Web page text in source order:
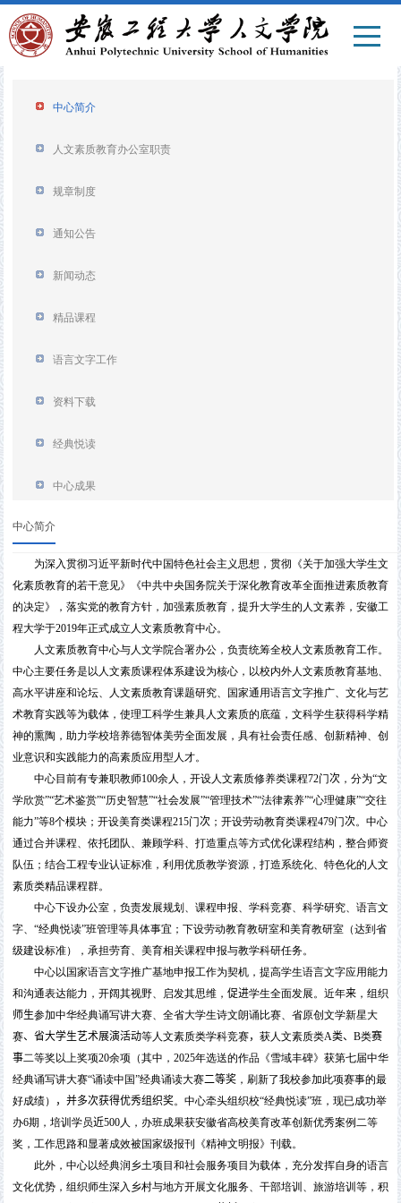
中心简介
人文素质教育办公室职责
规章制度
通知公告
新闻动态
精品课程
语言文字工作
资料下载
经典悦读
中心成果
中心简介
为深入贯彻习近平新时代中国特色社会主义思想，贯彻《关于加强大学生文
化素质教育的若干意见》《中共中央国务院关于深化教育改革全面推进素质教育
的决定》，落实党的教育方针，加强素质教育，提升大学生的人文素养，安徽工
程大学于2019年正式成立人文素质教育中心。
人文素质教育中心与人文学院合署办公，负责统筹全校人文素质教育工作。
中心主要任务是以人文素质课程体系建设为核心，以校内外人文素质教育基地、
高水平讲座和论坛、人文素质教育课题研究、国家通用语言文字推广、文化与艺
术教育实践等为载体，使理工科学生兼具人文素质的底蕴，文科学生获得科学精
神的熏陶，助力学校培养德智体美劳全面发展，具有社会责任感、创新精神、创
业意识和实践能力的高素质应用型人才。
中心目前有专兼职教师100余人，开设人文素质修养类课程72门次 ，分为“文
学欣赏”“艺术鉴赏”“历史智慧”“社会发展”“管理技术”“法律素养”“心理健康”“交往
能力”等8个模块；开设美育类课程215门次 ；开设劳动教育类课程479门次。中心
通过合并课程、依托团队、兼顾学科、打造重点等方式优化课程结构，整合师资
队伍；结合工程专业认证标准，利用优质教学资源，打造系统化、特色化的人文
素质类精品课程群。
中心下设办公室，负责发展规划、课程申报、学科竞赛、科学研究、语言文
字、“经典悦读”班管理等具体事宜；下设劳动教育教研室和美育教研室（达到省
级建设标准），承担劳育、美育相关课程申报与教学科研任务。
中心以国家语言文字推广基地申报工作为契机，提高学生语言文字应用能力
和沟通表达能力，开阔其视野、启发其思维，促进学生全面发展。近年来 ，组织
师生参加中华经典诵写讲大赛、全省大学生诗文朗诵比赛、省原创文学新星大
赛、省大学生艺术展演活动等人文素质类学科竞赛，获人文素质类A类、B类赛
事二等奖以上奖项20余项（其中，2025年选送的作品《雪域丰碑》获第七届中华
经典诵写讲大赛“诵读中国”经典诵读大赛二等奖 ，刷新了我校参加此项赛事的最
好成绩）
，并多次获得优秀组织奖。中心牵头组织校“经典悦读”班，现已成功举
办6期，培训学员近500人，办班成果获安徽省高校美育改革创新优秀案例二等
奖，工作思路和显著成效被国家级报刊《精神文明报》刊载。
此外，中心以经典润乡土项目和社会服务项目为载体，充分发挥自身的语言
文化优势，组织师生深入乡村与地方开展文化服务、干部培训、旅游培训等，积